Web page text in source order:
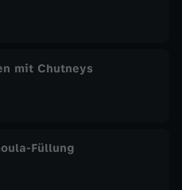
mit Chutneys
Füllung